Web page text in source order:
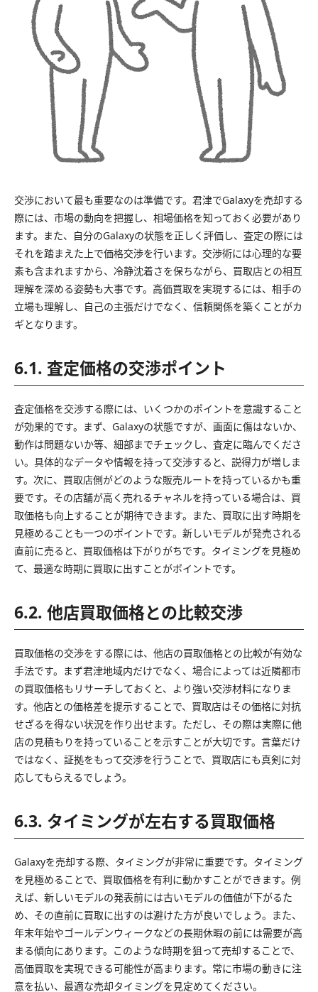
交渉において最も重要なのは準備です。君津でGalaxyを売却する
際には、市場の動向を把握し、相場価格を知っておく必要があり
ます。また、自分のGalaxyの状態を正しく評価し、査定の際には
それを踏まえた上で価格交渉を行います。交渉術には心理的な要
素も含まれますから、冷静沈着さを保ちながら、買取店との相互
理解を深める姿勢も大事です。高価買取を実現するには、相手の
立場も理解し、自己の主張だけでなく、信頼関係を築くことがカ
ギとなります。
6.1. 査定価格の交渉ポイント
査定価格を交渉する際には、いくつかのポイントを意識すること
が効果的です。まず、Galaxyの状態ですが、画面に傷はないか、
動作は問題ないか等、細部までチェックし、査定に臨んでくださ
い。具体的なデータや情報を持って交渉すると、説得力が増しま
す。次に、買取店側がどのような販売ルートを持っているかも重
要です。その店舗が高く売れるチャネルを持っている場合は、買
取価格も向上することが期待できます。また、買取に出す時期を
見極めることも一つのポイントです。新しいモデルが発売される
直前に売ると、買取価格は下がりがちです。タイミングを見極め
て、最適な時期に買取に出すことがポイントです。
6.2. 他店買取価格との比較交渉
買取価格の交渉をする際には、他店の買取価格との比較が有効な
手法です。まず君津地域内だけでなく、場合によっては近隣都市
の買取価格もリサーチしておくと、より強い交渉材料になりま
す。他店との価格差を提示することで、買取店はその価格に対抗
せざるを得ない状況を作り出せます。ただし、その際は実際に他
店の見積もりを持っていることを示すことが大切です。言葉だけ
ではなく、証拠をもって交渉を行うことで、買取店にも真剣に対
応してもらえるでしょう。
6.3. タイミングが左右する買取価格
Galaxyを売却する際、タイミングが非常に重要です。タイミング
を見極めることで、買取価格を有利に動かすことができます。例
えば、新しいモデルの発表前には古いモデルの価値が下がるた
め、その直前に買取に出すのは避けた方が良いでしょう。また、
年末年始やゴールデンウィークなどの長期休暇の前には需要が高
まる傾向にあります。このような時期を狙って売却することで、
高価買取を実現できる可能性が高まります。常に市場の動きに注
意を払い、最適な売却タイミングを見定めてください。